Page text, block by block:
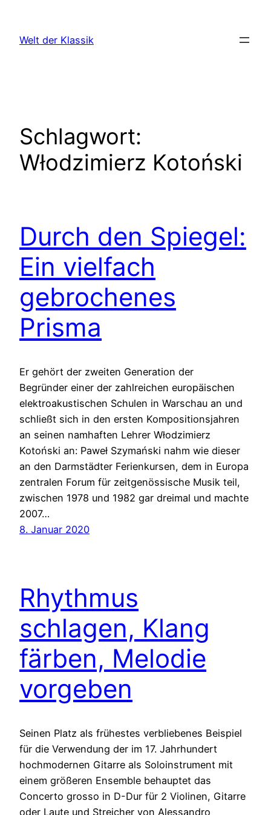
springen
Welt der Klassik
Schlagwort:
Włodzimierz Kotoński
Durch den Spiegel:
Ein vielfach
gebrochenes
Prisma
Er gehört der zweiten Generation der
Begründer einer der zahlreichen europäischen
elektroakustischen Schulen in Warschau an und
schließt sich in den ersten Kompositionsjahren
an seinen namhaften Lehrer Włodzimierz
Kotoński an: Paweł Szymański nahm wie dieser
an den Darmstädter Ferienkursen, dem in Europa
zentralen Forum für zeitgenössische Musik teil,
zwischen 1978 und 1982 gar dreimal und machte
2007…
8. Januar 2020
Rhythmus
schlagen, Klang
färben, Melodie
vorgeben
Seinen Platz als frühestes verbliebenes Beispiel
für die Verwendung der im 17. Jahrhundert
hochmodernen Gitarre als Soloinstrument mit
einem größeren Ensemble behauptet das
Concerto grosso in D-Dur für 2 Violinen, Gitarre
oder Laute und Streicher von Alessandro